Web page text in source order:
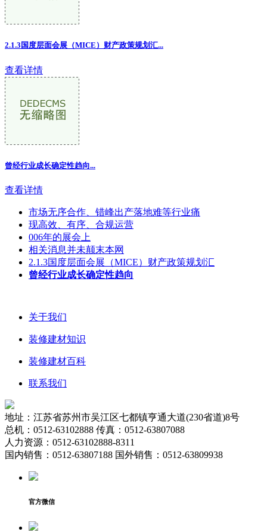
2.1.3国度层面会展（MICE）财产政策规划汇...
查看详情
曾经行业成长确定性趋向...
查看详情
市场无序合作、错峰出产落地难等行业痛
现高效、有序、合规运营
006年的展会上
相关消息并未颠末本网
2.1.3国度层面会展（MICE）财产政策规划汇
曾经行业成长确定性趋向
关于我们
装修建材知识
装修建材百科
联系我们
地址：江苏省苏州市吴江区七都镇亨通大道(230省道)8号
总机：0512-63102888 传真：0512-63807088
人力资源：0512-63102888-8311
国内销售：0512-63807188 国外销售：0512-63809938
官方微信